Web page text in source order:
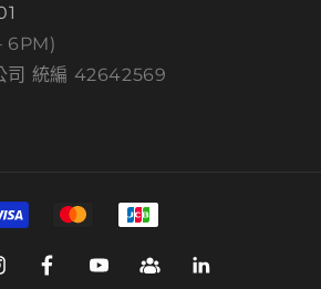
6PM)
司 統編 42642569
FacebookYouTubeGroup Linkedin